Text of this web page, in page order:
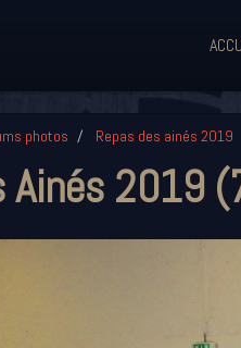
photos Repas des ainés 2019
Ainés 2019